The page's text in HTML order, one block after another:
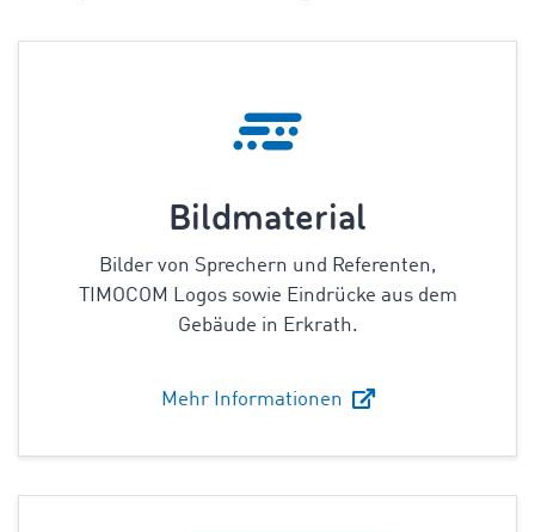
Bildmaterial
Bilder von Sprechern und Referenten,
TIMOCOM Logos sowie Eindrücke aus dem
Gebäude in Erkrath.
Mehr Informationen